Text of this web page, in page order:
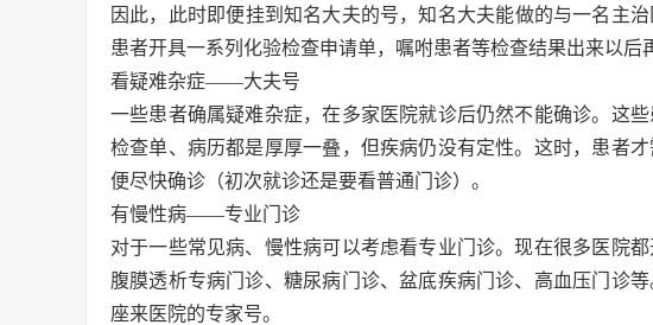
因此，此时即便挂到知名大夫的号，知名大夫能做的与一名
患者开具一系列化验检查申请单，嘱咐患者等检查结果出来以后
看疑难杂症——大夫号
一些患者确属疑难杂症，在多家医院就诊后仍然不能确诊。这
检查单、病历都是厚厚一叠，但疾病仍没有定性。这时，患者
便尽快确诊（初次就诊还是要看普通门诊）。
有慢性病——专业门诊
对于一些常见病、慢性病可以考虑看专业门诊。现在很多医院
腹膜透析专病门诊、糖尿病门诊、盆底疾病门诊、高血压门诊
座来医院的专家号。